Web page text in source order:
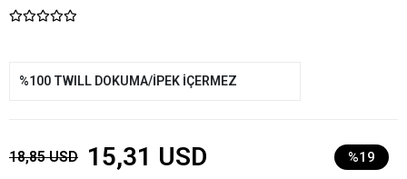
%100 TWILL DOKUMA/İPEK İÇERMEZ
18,85 USD 15,31 USD %19